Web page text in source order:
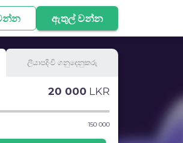
ඇතුල් වන්න
ලියාපදිංචි ගනුදෙනුකරු
20 000 LKR
150 000